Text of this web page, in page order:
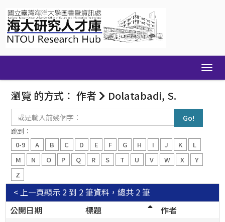
navigation
瀏覽 的方式： 作者 Dolatabadi, S.
入
前
幾
個
跳到：
0-9
A B C D E F G H I J K
L
M
N O P Q R S T U V W X
Y
Z
顯示 2 到 2 筆資料，總共 2 筆
< 上一頁
公開日期
標題
作者